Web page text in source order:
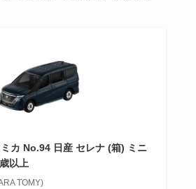
カ No.94 日産 セレナ (箱) ミニ
以上
TOMY)